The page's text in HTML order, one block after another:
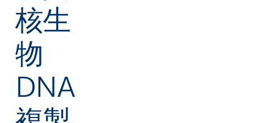
核生
物
DNA